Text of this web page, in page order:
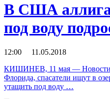
В США
под воду
12:00 11.05.2018
КИШИНЕВ, 11 мая —
Флорида, спасатели ищут в
утащить под воду …